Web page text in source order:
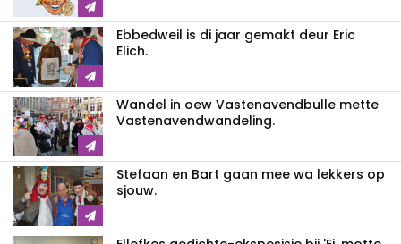
Ebbedweil is di jaar gemakt deur Eric
Elich.
Wandel in oew Vastenavendbulle mette
Vastenavendwandeling.
Stefaan en Bart gaan mee wa lekkers op
sjouw.